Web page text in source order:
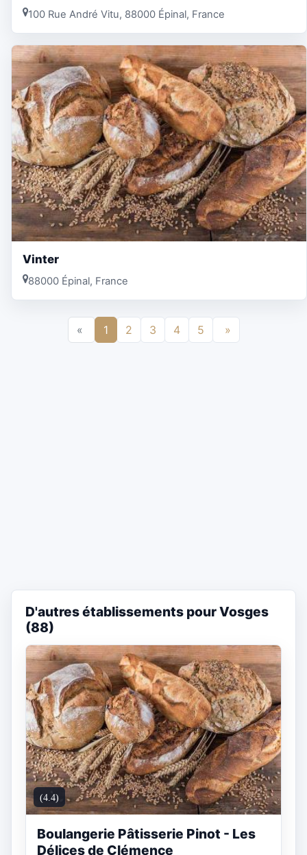
100 Rue André Vitu, 88000 Épinal, France
Vinter
88000 Épinal, France
« 1 2 3 4 5 »
D'autres établissements pour Vosges
(88)
(4.4)
Boulangerie Pâtisserie Pinot - Les
Délices de Clémence